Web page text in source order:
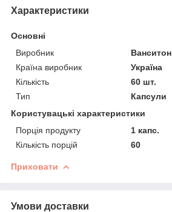
Характеристики
Основні
Виробник
Ванситон
Країна виробник
Україна
Кількість
60 шт.
Тип
Капсули
Користувацькі характеристики
Порція продукту
1 капс.
Кількість порцій
60
Приховати
Умови доставки